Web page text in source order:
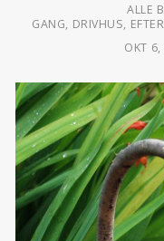
ALLE
GANG, DRIVHUS,
OKT